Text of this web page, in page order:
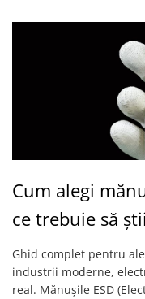
Pantofi de protecție S3
Bocanci de lucru O1
Bocanci de protecție OB
Bocanci de lucru O2
Bocanci de protecție S1
Bocanci de protecție S1P
Bocanci de protecție S2
Bocanci de protecție S3
Cizme
Cizme outdoor
Cum alegi
ce trebuie să știi
Ghid complet pentru
industrii moderne,
real. Mănușile ESD